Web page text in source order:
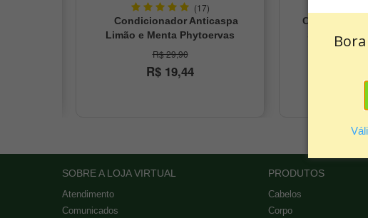
(17)
Condicionador Anticaspa
Limão e Menta Phytoervas
250ml
R$ 29,90
R$ 19,44
Clareador e
Sun In
SOBRE A LOJA VIRTUAL
Atendimento
Comunicados
PRODUTOS
Cabelos
Corpo